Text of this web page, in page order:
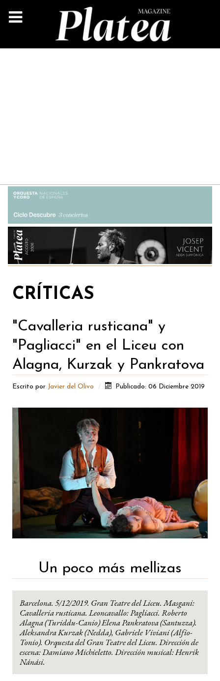
CRÍTICAS
"Cavalleria rusticana" y
"Pagliacci" en el Liceu con
Alagna, Kurzak y Pankratova
Escrito por Javier del Olivo Publicado: 06 Diciembre 2019
Un poco más mellizas
Barcelona. 5/12/2019. Gran Teatre del Liceu. Masgani:
Cavalleria rusticana. Leoncavallo: Pagliacci. Roberto
Alagna (Turiddu-Canio) Elena Pankratova (Santuzza).
Aleksandra Kurzak (Nedda), Gabriele Viviani (Alfio-
Tonio). Orquesta del Gran Teatre del Liceu. Dirección de
escena: Damiano Michieletto. Dirección musical: Henrik
Nánási.